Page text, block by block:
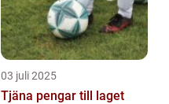
03 juli 2025
Tjäna pengar till laget